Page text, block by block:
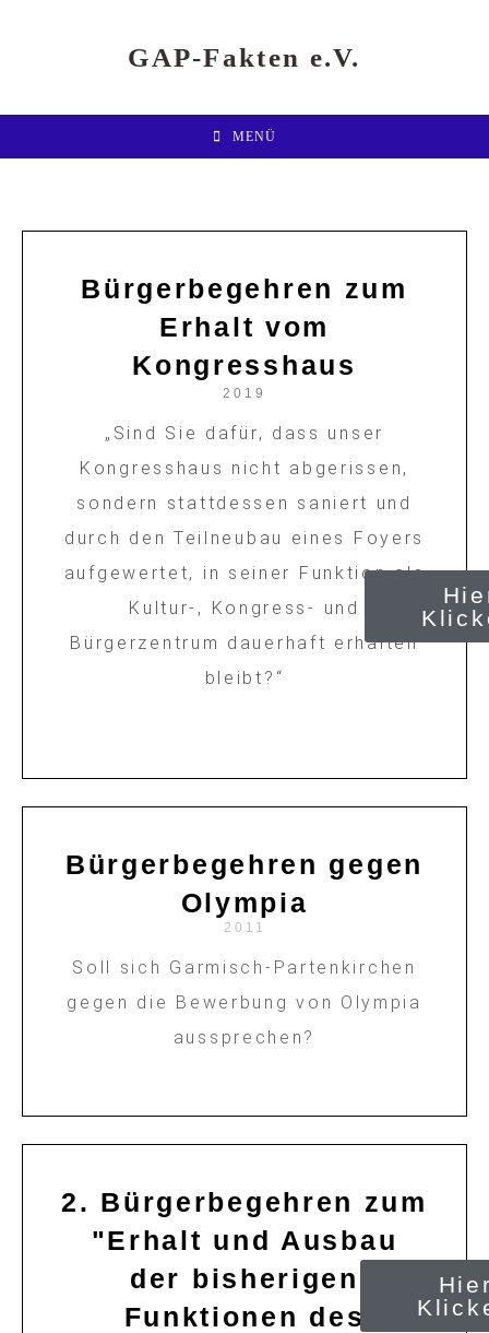
GAP-Fakten e.V.
MENÜ
Bürgerbegehren zum
Erhalt vom
Kongresshaus
2019
„Sind Sie dafür, dass unser
Kongresshaus nicht abgerissen,
sondern stattdessen saniert und
durch den Teilneubau eines Foyers
aufgewertet, in seiner Funktion als
Kultur-, Kongress- und
Bürgerzentrum dauerhaft erhalten
bleibt?“
Bürgerbegehren gegen
Olympia
2011
Soll sich Garmisch-Partenkirchen
gegen die Bewerbung von Olympia
aussprechen?
2. Bürgerbegehren zum
"Erhalt und Ausbau
der bisherigen
Funktionen des